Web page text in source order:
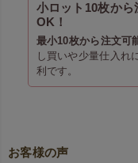
小ロット10枚から
OK！
最小10枚から注文可
し買いや少量仕入れ
利です。
お客様の声